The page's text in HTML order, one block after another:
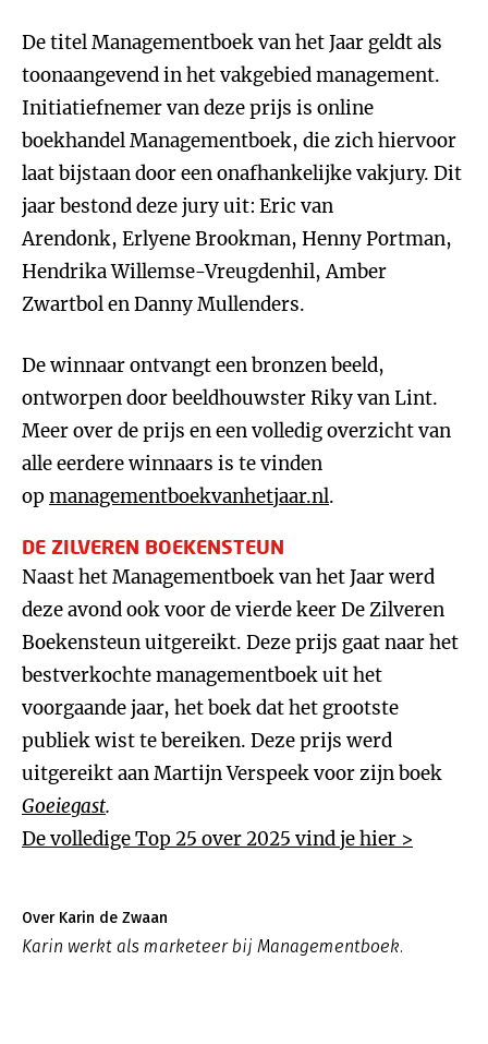
De titel Managementboek van het Jaar geldt als
toonaangevend in het vakgebied management.
Initiatiefnemer van deze prijs is online
boekhandel Managementboek, die zich hiervoor
laat bijstaan door een onafhankelijke vakjury. Dit
jaar bestond deze jury uit: Eric van
Arendonk, Erlyene Brookman, Henny Portman,
Hendrika Willemse-Vreugdenhil, Amber
Zwartbol en Danny Mullenders.
De winnaar ontvangt een bronzen beeld,
ontworpen door beeldhouwster Riky van Lint.
Meer over de prijs en een volledig overzicht van
alle eerdere winnaars is te vinden
op managementboekvanhetjaar.nl.
DE ZILVEREN BOEKENSTEUN
Naast het Managementboek van het Jaar werd
deze avond ook voor de vierde keer De Zilveren
Boekensteun uitgereikt. Deze prijs gaat naar het
bestverkochte managementboek uit het
voorgaande jaar, het boek dat het grootste
publiek wist te bereiken. Deze prijs werd
uitgereikt aan Martijn Verspeek voor zijn boek
Goeiegast.
De volledige Top 25 over 2025 vind je hier >
Over Karin de Zwaan
Karin werkt als marketeer bij Managementboek.